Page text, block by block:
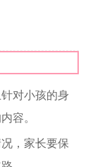
对小孩的身
容。
，家长要保